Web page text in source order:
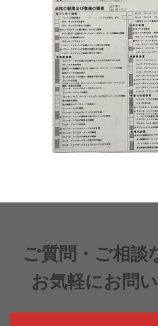
ご質問・ご相談
お気軽にお問